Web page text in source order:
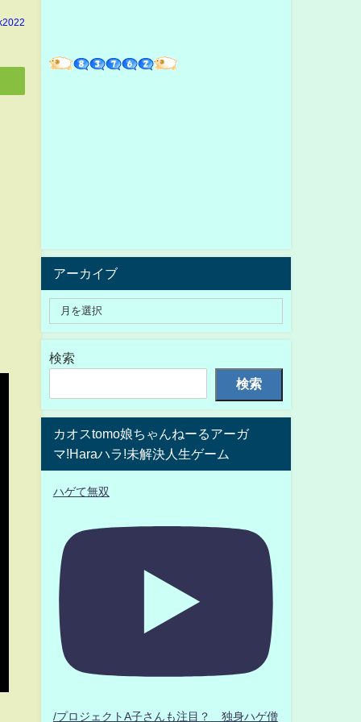
アーカイブ
検索
検索
カオスtomo娘ちゃんねーるアーガ
マ!Haraハラ!未解決人生ゲーム
ハゲて無双
/プロジェクトA子さんも注目？ 独身ハゲ僧